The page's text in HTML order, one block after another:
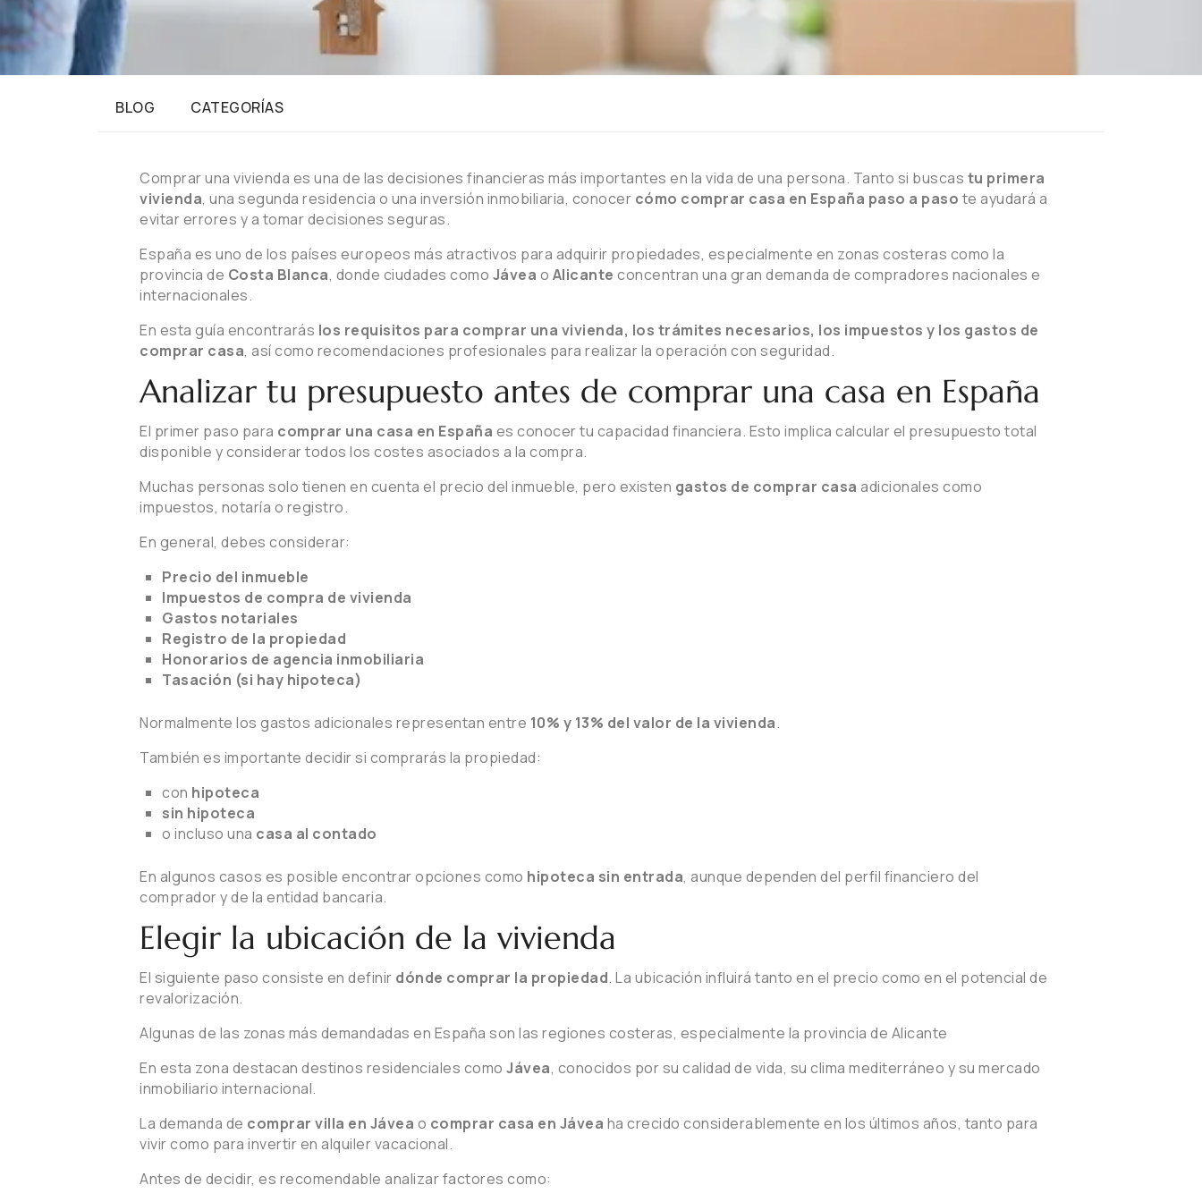
BLOG CATEGORÍAS
Comprar una vivienda es una de las decisiones financieras más importantes en la vida de una persona. Tanto si buscas tu primera
vivienda, una segunda residencia o una inversión inmobiliaria, conocer cómo comprar casa en España paso a paso te ayudará a
evitar errores y a tomar decisiones seguras.
España es uno de los países europeos más atractivos para adquirir propiedades, especialmente en zonas costeras como la
provincia de Costa Blanca, donde ciudades como Jávea o Alicante concentran una gran demanda de compradores nacionales e
internacionales.
En esta guía encontrarás los requisitos para comprar una vivienda, los trámites necesarios, los impuestos y los gastos de
comprar casa, así como recomendaciones profesionales para realizar la operación con seguridad.
Analizar tu presupuesto antes de comprar una casa en España
El primer paso para comprar una casa en España es conocer tu capacidad financiera. Esto implica calcular el presupuesto total
disponible y considerar todos los costes asociados a la compra.
Muchas personas solo tienen en cuenta el precio del inmueble, pero existen gastos de comprar casa adicionales como
impuestos, notaría o registro.
En general, debes considerar:
Precio del inmueble
Impuestos de compra de vivienda
Gastos notariales
Registro de la propiedad
Honorarios de agencia inmobiliaria
Tasación (si hay hipoteca)
Normalmente los gastos adicionales representan entre 10% y 13% del valor de la vivienda.
También es importante decidir si comprarás la propiedad:
con hipoteca
sin hipoteca
o incluso una casa al contado
En algunos casos es posible encontrar opciones como hipoteca sin entrada, aunque dependen del perfil financiero del
comprador y de la entidad bancaria.
Elegir la ubicación de la vivienda
El siguiente paso consiste en definir dónde comprar la propiedad. La ubicación influirá tanto en el precio como en el potencial de
revalorización.
Algunas de las zonas más demandadas en España son las regiones costeras, especialmente la provincia de Alicante
En esta zona destacan destinos residenciales comoJávea, conocidos por su calidad de vida, su clima mediterráneo y su mercado
inmobiliario internacional.
La demanda de comprar villa en Jávea o comprar casa en Jávea ha crecido considerablemente en los últimos años, tanto para
vivir como para invertir en alquiler vacacional.
Antes de decidir, es recomendable analizar factores como: